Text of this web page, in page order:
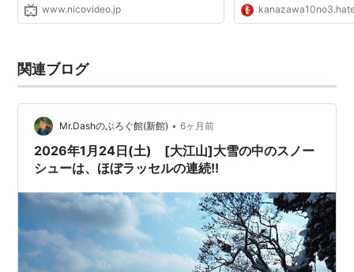
www.nicovideo.jp
関連ブログ
Mr.Dashのぶろぐ館(新館) • 6ヶ月前
2026年1月24日(土) [大江山]大雪の中のスノー
シューは、ほぼラッセルの連続!!